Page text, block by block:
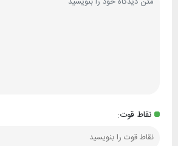
نقاط قوت: